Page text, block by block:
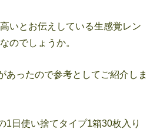
いとお伝えしている生感覚レン
のでしょうか。
あったので参考としてご紹介しま
1日使い捨てタイプ1箱30枚入り